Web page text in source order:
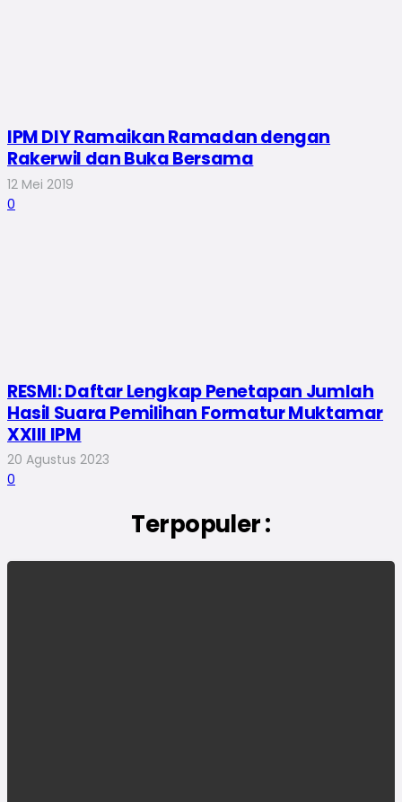
IPM DIY Ramaikan Ramadan dengan
Rakerwil dan Buka Bersama
12 Mei 2019
0
RESMI: Daftar Lengkap Penetapan Jumlah
Hasil Suara Pemilihan Formatur Muktamar
XXIII IPM
20 Agustus 2023
0
Terpopuler :